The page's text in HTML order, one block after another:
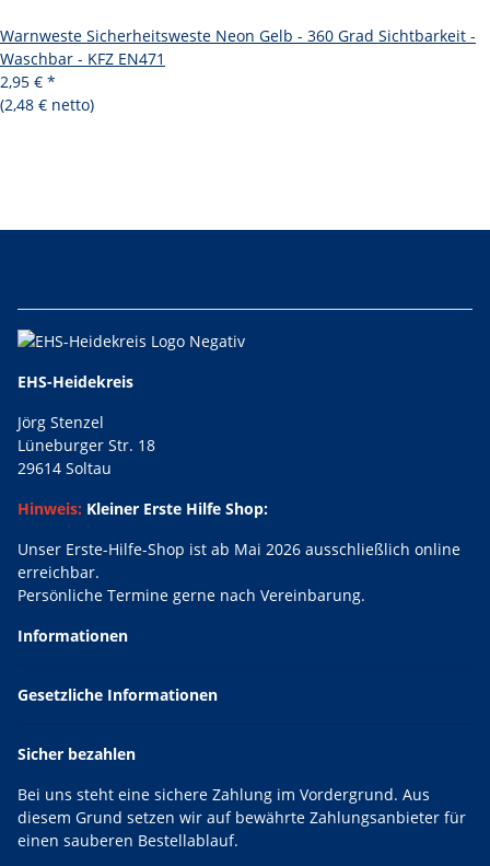
Warnweste Sicherheitsweste Neon Gelb - 360 Grad Sichtbarkeit -
Waschbar - KFZ EN471
2,95 € *
(2,48 € netto)
EHS-Heidekreis
Jörg Stenzel
Lüneburger Str. 18
29614 Soltau
Hinweis: Kleiner Erste Hilfe Shop:
Unser Erste-Hilfe-Shop ist ab Mai 2026 ausschließlich online
erreichbar.
Persönliche Termine gerne nach Vereinbarung.
Informationen
Gesetzliche Informationen
Sicher bezahlen
Bei uns steht eine sichere Zahlung im Vordergrund. Aus
diesem Grund setzen wir auf bewährte Zahlungsanbieter für
einen sauberen Bestellablauf.